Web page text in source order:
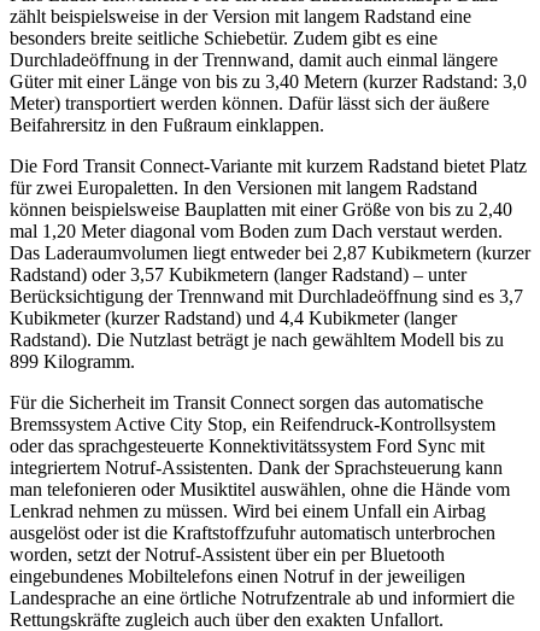
zählt beispielsweise in der Version mit langem Radstand eine
besonders breite seitliche Schiebetür. Zudem gibt es eine
Durchladeöffnung in der Trennwand, damit auch einmal längere
Güter mit einer Länge von bis zu 3,40 Metern (kurzer Radstand: 3,0
Meter) transportiert werden können. Dafür lässt sich der äußere
Beifahrersitz in den Fußraum einklappen.
Die Ford Transit Connect-Variante mit kurzem Radstand bietet Platz
für zwei Europaletten. In den Versionen mit langem Radstand
können beispielsweise Bauplatten mit einer Größe von bis zu 2,40
mal 1,20 Meter diagonal vom Boden zum Dach verstaut werden.
Das Laderaumvolumen liegt entweder bei 2,87 Kubikmetern (kurzer
Radstand) oder 3,57 Kubikmetern (langer Radstand) – unter
Berücksichtigung der Trennwand mit Durchladeöffnung sind es 3,7
Kubikmeter (kurzer Radstand) und 4,4 Kubikmeter (langer
Radstand). Die Nutzlast beträgt je nach gewähltem Modell bis zu
899 Kilogramm.
Für die Sicherheit im Transit Connect sorgen das automatische
Bremssystem Active City Stop, ein Reifendruck-Kontrollsystem
oder das sprachgesteuerte Konnektivitätssystem Ford Sync mit
integriertem Notruf-Assistenten. Dank der Sprachsteuerung kann
man telefonieren oder Musiktitel auswählen, ohne die Hände vom
Lenkrad nehmen zu müssen. Wird bei einem Unfall ein Airbag
ausgelöst oder ist die Kraftstoffzufuhr automatisch unterbrochen
worden, setzt der Notruf-Assistent über ein per Bluetooth
eingebundenes Mobiltelefons einen Notruf in der jeweiligen
Landesprache an eine örtliche Notrufzentrale ab und informiert die
Rettungskräfte zugleich auch über den exakten Unfallort.